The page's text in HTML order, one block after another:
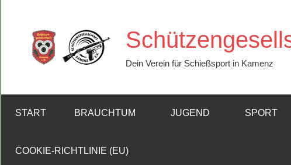
springen
Dein Verein für Schießsport in Kamenz
START BRAUCHTUM JUGEND SPORT
COOKIE-RICHTLINIE (EU)